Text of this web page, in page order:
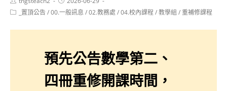
author:
published:
Post _置頂公告/00.一般訊息 /02.教務處 /04.校內課程 /教學組 /重補修課程
預先公告數學第二、
四冊重修開課時間，